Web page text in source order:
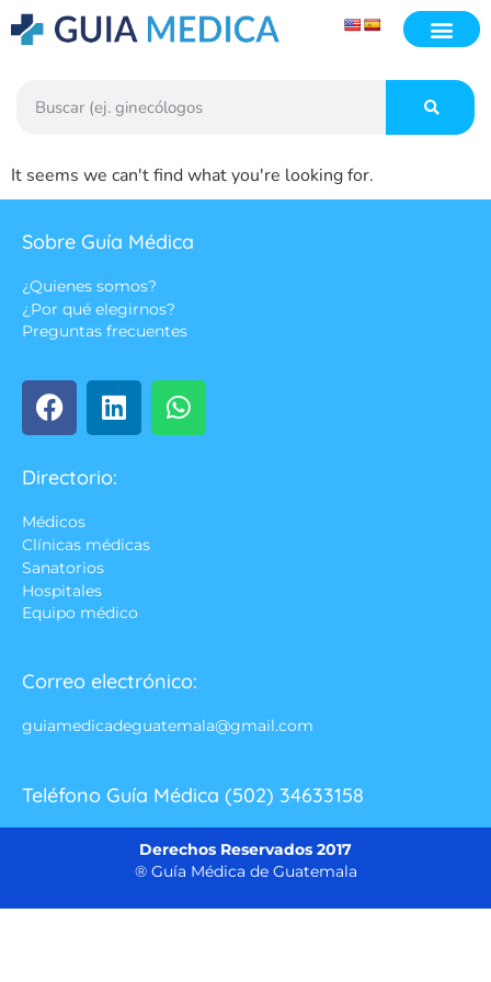
It seems we can't find what you're looking for.
Sobre Guía Médica
¿Quienes somos?
¿Por qué elegirnos?
Preguntas frecuentes
Directorio:
Médicos
Clínicas médicas
Sanatorios
Hospitales
Equipo médico
Correo electrónico:
guiamedicadeguatemala@gmail.com
Teléfono Guía Médica (502) 34633158
Derechos Reservados 2017
® Guía Médica de Guatemala